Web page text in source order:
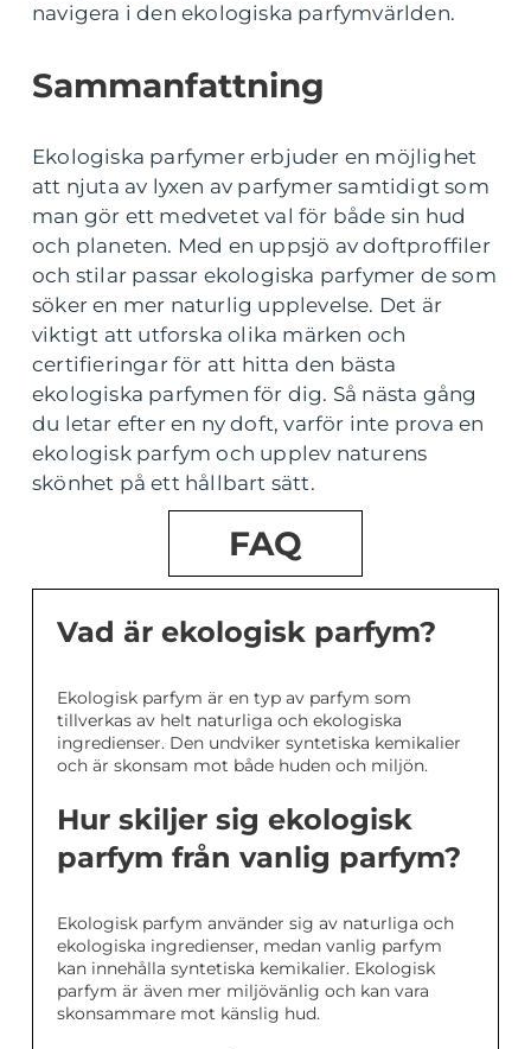
navigera i den ekologiska parfymvärlden.
Sammanfattning
Ekologiska parfymer erbjuder en möjlighet
att njuta av lyxen av parfymer samtidigt som
man gör ett medvetet val för både sin hud
och planeten. Med en uppsjö av doftproffiler
och stilar passar ekologiska parfymer de som
söker en mer naturlig upplevelse. Det är
viktigt att utforska olika märken och
certifieringar för att hitta den bästa
ekologiska parfymen för dig. Så nästa gång
du letar efter en ny doft, varför inte prova en
ekologisk parfym och upplev naturens
skönhet på ett hållbart sätt.
FAQ
Vad är ekologisk parfym?
Ekologisk parfym är en typ av parfym som
tillverkas av helt naturliga och ekologiska
ingredienser. Den undviker syntetiska kemikalier
och är skonsam mot både huden och miljön.
Hur skiljer sig ekologisk
parfym från vanlig parfym?
Ekologisk parfym använder sig av naturliga och
ekologiska ingredienser, medan vanlig parfym
kan innehålla syntetiska kemikalier. Ekologisk
parfym är även mer miljövänlig och kan vara
skonsammare mot känslig hud.